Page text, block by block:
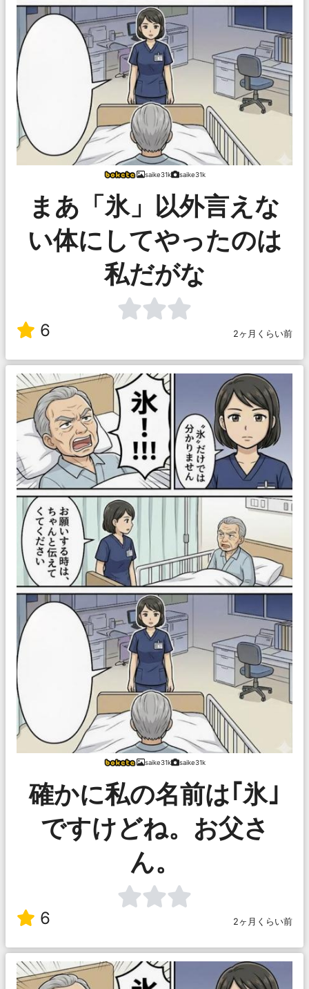
saike31k saike31k
まあ「氷」以外言えな
い体にしてやったのは
私だがな
6 2ヶ月くらい前
saike31k saike31k
確かに私の名前は｢氷｣
ですけどね。お父さ
ん。
6 2ヶ月くらい前